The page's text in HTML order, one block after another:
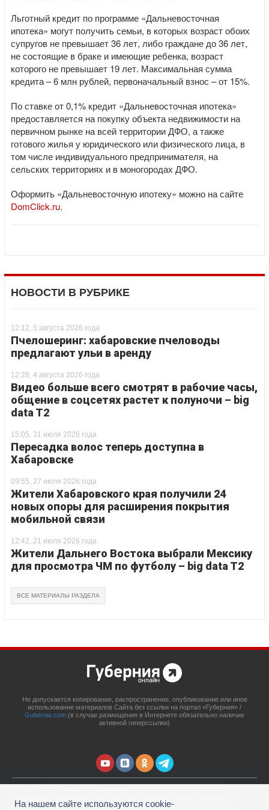
Льготный кредит по программе «Дальневосточная
ипотека» могут получить семьи, в которых возраст обоих
супругов не превышает 36 лет, либо граждане до 36 лет,
не состоящие в браке и имеющие ребенка, возраст
которого не превышает 19 лет. Максимальная сумма
кредита – 6 млн рублей, первоначальный взнос – от 15%.
По ставке от 0,1% кредит «Дальневосточная ипотека»
предоставляется на покупку объекта недвижимости на
первичном рынке на всей территории ДФО, а также
готового жилья у юридического или физического лица, в
том числе индивидуального предпринимателя, на
сельских территориях и в моногородах ДФО.
Оформить «Дальневосточную ипотеку» можно на сайте
DomClick.ru.
НОВОСТИ В РУБРИКЕ
12:12, 5 августа 2026 года
Пчелошеринг: хабаровские пчеловоды
предлагают ульи в аренду
12:28, 4 августа 2026 года
Видео больше всего смотрят в рабочие часы,
общение в соцсетях растет к полуночи – big
data T2
15:05, 31 июля 2026 года
Пересадка волос теперь доступна в
Хабаровске
09:55, 27 июля 2026 года
Жители Хабаровского края получили 24
новых опоры для расширения покрытия
мобильной связи
12:42, 21 июля 2026 года
Жители Дальнего Востока выбрали Мексику
для просмотра ЧМ по футболу – big data T2
ВСЕ МАТЕРИАЛЫ РАЗДЕЛА
Не допускается копирование, распространение, опубликование или иное
использование материалов Сайта без ссылки на портал «Губерния» /
Gubernia.com (в случае размещения в Интернете обязательно наличие
активной гиперссылки)
67908 выдано 06.12.2016 Федеральной службой по надзору в сфере связи,
На нашем сайте используются cookie-